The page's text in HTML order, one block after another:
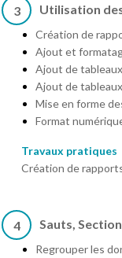
3 Utilisation
Création de
Ajout et
Ajout de
Ajout de
Mise en forme
Format
Travaux pratiques
Création de
4 Sauts,
Regrouper les